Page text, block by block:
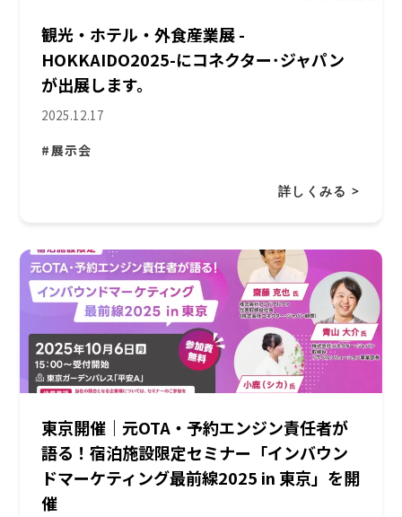
観光・ホテル・外食産業展 -
HOKKAIDO2025-にコネクター･ジャパン
が出展します。
2025.12.17
#展示会
詳しくみる >
東京開催｜元OTA・予約エンジン責任者が
語る！宿泊施設限定セミナー「インバウン
ドマーケティング最前線2025 in 東京」を開
催